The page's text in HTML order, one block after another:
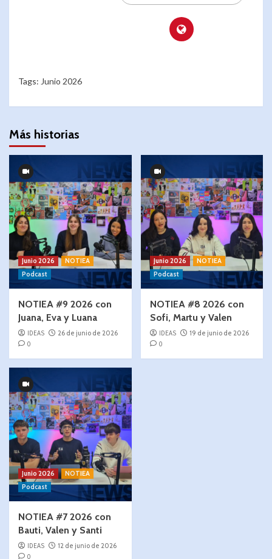
Tags: Junio 2026
Más historias
Junio 2026
NOTIEA
Podcast
NOTIEA #9 2026 con
Juana, Eva y Luana
IDEAS
26 de junio de 2026
0
Junio 2026
NOTIEA
Podcast
NOTIEA #8 2026 con
Sofi, Martu y Valen
IDEAS
19 de junio de 2026
0
Junio 2026
NOTIEA
Podcast
NOTIEA #7 2026 con
Bauti, Valen y Santi
IDEAS
12 de junio de 2026
0